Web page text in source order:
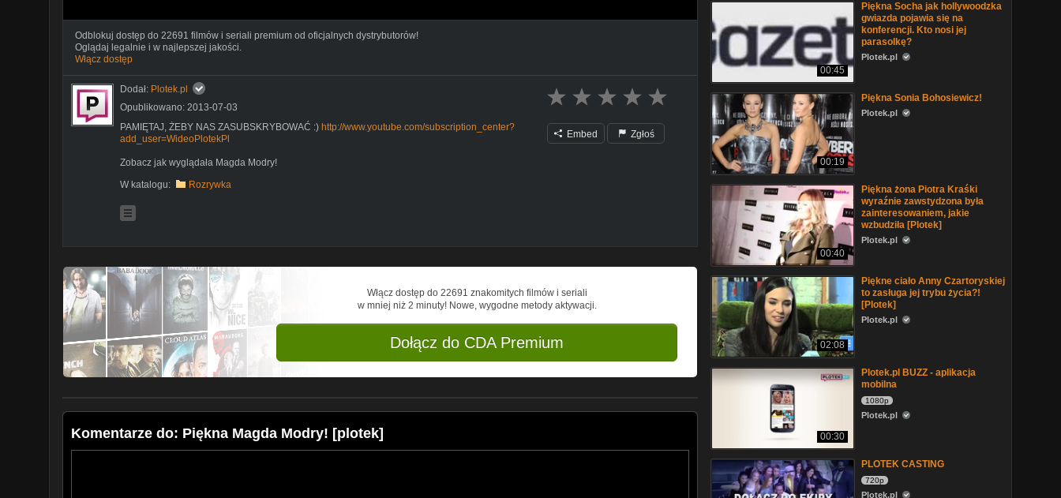
Odblokuj dostęp do 22691 filmów i seriali premium od oficjalnych dystrybutorów!
Oglądaj legalnie i w najlepszej jakości.
Włącz dostęp
Dodał: Plotek.pl
Opublikowano: 2013-07-03
PAMIĘTAJ, ŻEBY NAS ZASUBSKRYBOWAĆ :) http://www.youtube.com/subscription_center?
add_user=WideoPlotekPl
Zobacz jak wyglądała Magda Modry!
W katalogu:
Rozrywka
Embed Zgłoś
Włącz dostęp do 22691 znakomitych filmów i seriali
w mniej niż 2 minuty! Nowe, wygodne metody aktywacji.
Dołącz do CDA Premium
Komentarze do: Piękna Magda Modry! [plotek]
00:45
Piękna Socha jak hollywoodzka
gwiazda pojawia się na
konferencji. Kto nosi jej
parasolkę?
Plotek.pl
00:19
Piękna Sonia Bohosiewicz!
Plotek.pl
00:40
Piękna żona Piotra Kraśki
wyraźnie zawstydzona była
zainteresowaniem, jakie
wzbudziła [Plotek]
Plotek.pl
02:08
Piękne ciało Anny Czartoryskiej
to zasługa jej trybu życia?!
[Plotek]
Plotek.pl
00:30
Plotek.pl BUZZ - aplikacja
mobilna
1080p
Plotek.pl
PLOTEK CASTING
720p
Plotek.pl